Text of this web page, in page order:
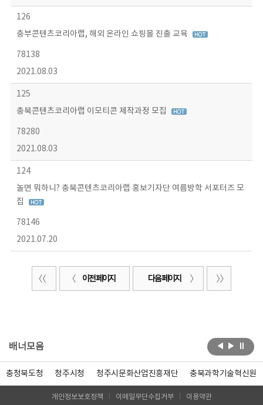
126
충부콘텐츠코리아랩, 해외 온라인 쇼핑몰 진출 교육
78138
2021.08.03
125
충북콘텐츠코리아랩 이모티콘 제작과정 모집
78280
2021.08.03
124
놀면 뭐하니? 충북콘텐츠코리아랩 홍보기자단 여름방학 서포터즈 모
집
78146
2021.07.20
이전 페이지 다음 페이지
배너모음
충청북도청 청주시청 청주시문화산업진흥재단 충북과학기술혁신원
개인정보보호정책 이메일무단수집거부 이용약관